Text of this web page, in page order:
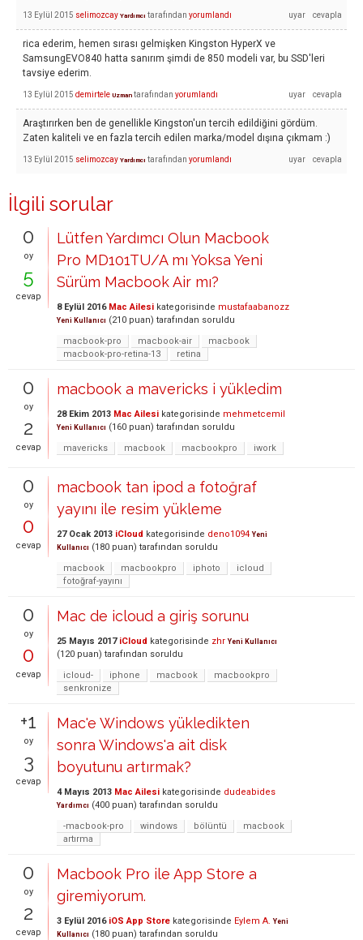
13 Eylül 2015 selimozcay Yardımcı tarafından yorumlandı
rica ederim, hemen sırası gelmişken Kingston HyperX ve
SamsungEVO840 hatta sanırım şimdi de 850 modeli var, bu SSD'leri
tavsiye ederim.
13 Eylül 2015 demirtele Uzman tarafından yorumlandı
Araştırırken ben de genellikle Kingston'un tercih edildiğini gördüm.
Zaten kaliteli ve en fazla tercih edilen marka/model dışına çıkmam :)
13 Eylül 2015 selimozcay Yardımcı tarafından yorumlandı
İlgili sorular
0
oy
5
cevap
Lütfen Yardımcı Olun Macbook
Pro MD101TU/A mı Yoksa Yeni
Sürüm Macbook Air mı?
8 Eylül 2016 Mac Ailesi kategorisinde mustafaabanozz
Yeni Kullanıcı (210 puan) tarafından soruldu
macbook-pro
macbook-air
macbook
macbook-pro-retina-13
retina
0
oy
2
cevap
macbook a mavericks i yükledim
28 Ekim 2013 Mac Ailesi kategorisinde mehmetcemil
Yeni Kullanıcı (160 puan) tarafından soruldu
mavericks
macbook macbookpro iwork
0
oy
0
cevap
macbook tan ipod a fotoğraf
yayını ile resim yükleme
27 Ocak 2013 iCloud kategorisinde deno1094 Yeni
Kullanıcı (180 puan) tarafından soruldu
macbook
macbookpro iphoto
icloud
fotoğraf-yayını
0
oy
0
cevap
Mac de icloud a giriş sorunu
25 Mayıs 2017 iCloud kategorisinde zhr Yeni Kullanıcı
(120 puan) tarafından soruldu
icloud-
iphone macbook
macbookpro
senkronize
+1
oy
3
cevap
Mac'e Windows yükledikten
sonra Windows'a ait disk
boyutunu artırmak?
4 Mayıs 2013 Mac Ailesi kategorisinde dudeabides
Yardımcı (400 puan) tarafından soruldu
-macbook-pro
windows bölüntü
macbook
artırma
0
oy
2
cevap
Macbook Pro ile App Store a
giremiyorum.
3 Eylül 2016 iOS App Store kategorisinde Eylem A. Yeni
Kullanıcı (180 puan) tarafından soruldu